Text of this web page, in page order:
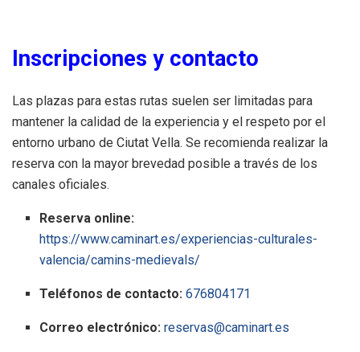
Inscripciones y contacto
Las plazas para estas rutas suelen ser limitadas para
mantener la calidad de la experiencia y el respeto por el
entorno urbano de Ciutat Vella. Se recomienda realizar la
reserva con la mayor brevedad posible a través de los
canales oficiales.
Reserva online:
https://www.caminart.es/experiencias-culturales-
valencia/camins-medievals/
Teléfonos de contacto: 676804171
Correo electrónico: reservas@caminart.es